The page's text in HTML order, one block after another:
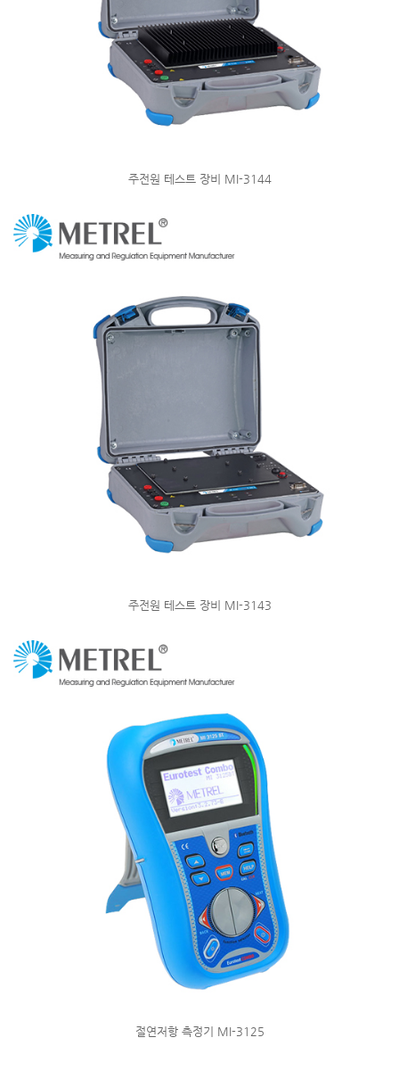
주전원 테스트 장비 MI-3144
주전원 테스트 장비 MI-3143
절연저항 측정기 MI-3125